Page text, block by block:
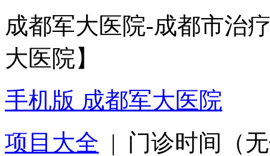
成都军大医院-成都市治
大医院】
手机版 成都军大医院
项目大全 | 门诊时间（